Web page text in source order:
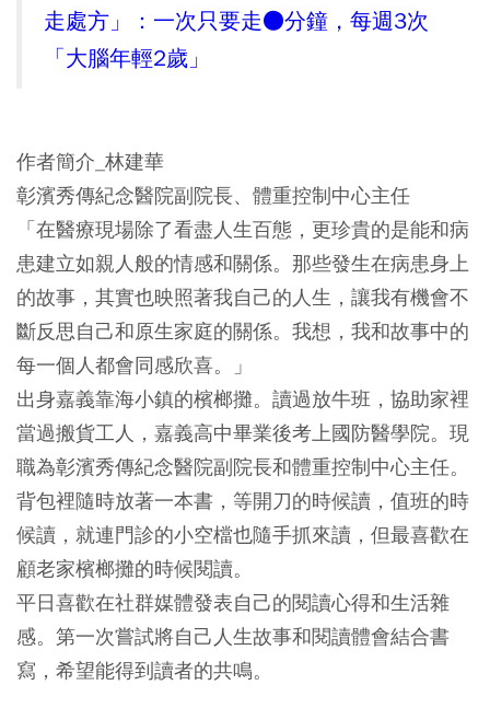
走處方」：一次只要走●分鐘，每週3次
「大腦年輕2歲」
作者簡介_林建華
彰濱秀傳紀念醫院副院長、體重控制中心主任
「在醫療現場除了看盡人生百態，更珍貴的是能和病
患建立如親人般的情感和關係。那些發生在病患身上
的故事，其實也映照著我自己的人生，讓我有機會不
斷反思自己和原生家庭的關係。我想，我和故事中的
每一個人都會同感欣喜。」
出身嘉義靠海小鎮的檳榔攤。讀過放牛班，協助家裡
當過搬貨工人，嘉義高中畢業後考上國防醫學院。現
職為彰濱秀傳紀念醫院副院長和體重控制中心主任。
背包裡隨時放著一本書，等開刀的時候讀，值班的時
候讀，就連門診的小空檔也隨手抓來讀，但最喜歡在
顧老家檳榔攤的時候閱讀。
平日喜歡在社群媒體發表自己的閱讀心得和生活雜
感。第一次嘗試將自己人生故事和閱讀體會結合書
寫，希望能得到讀者的共鳴。